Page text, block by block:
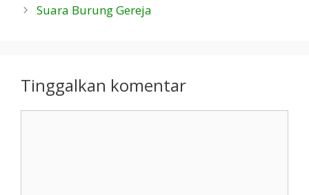
Suara Burung Gereja
Tinggalkan komentar